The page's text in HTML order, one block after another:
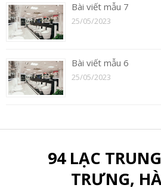
Bài viết mẫu 7
25/05/2023
Bài viết mẫu 6
25/05/2023
94 LẠC
TRƯNG,